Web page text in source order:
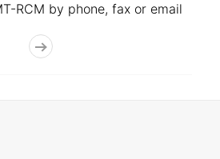
RCM by phone, fax or email